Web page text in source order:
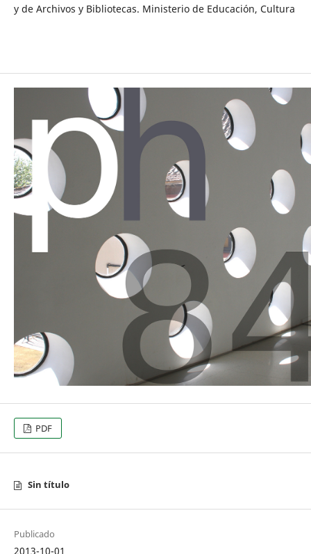
y de Archivos y Bibliotecas. Ministerio de Educación, Cultura
PDF
Sin título
Publicado
2013-10-01